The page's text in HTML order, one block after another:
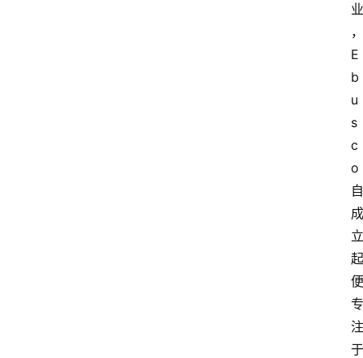
业
，
E
b
u
s
c
o
自
成
立
起
便
专
注
于